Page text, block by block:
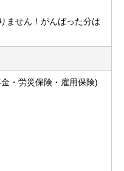
ません！がんばった分は
・労災保険・雇用保険)